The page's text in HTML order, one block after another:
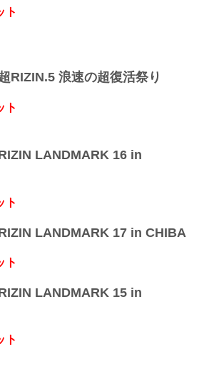
ト
RIZIN.5 浪速の超復活祭り
ト
LANDMARK 16 in
ト
LANDMARK 17 in CHIBA
ト
LANDMARK 15 in
ト